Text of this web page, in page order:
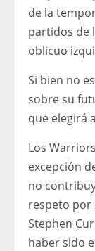
de la
partidos de
oblicuo
Si bien no
sobre su
que elegirá
Los
excepción
no
respeto por
Stephen
haber sido